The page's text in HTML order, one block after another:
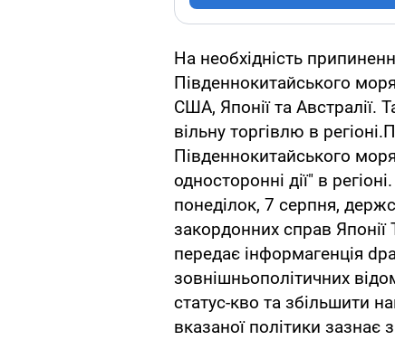
На необхідність
Південнокитайського
США, Японії та Австралії.
вільну торгівлю в
Південнокитайського
односторонні дії" в
понеділок, 7 серпня,
закордонних справ Японії
передає інформагенція
зовнішньополітичних
статус-кво та збільшити
вказаної політики зазнає